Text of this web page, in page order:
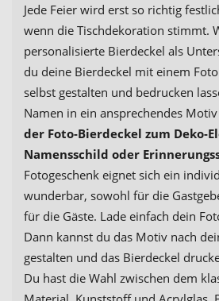
Jede Feier wird erst so richtig
wenn die Tischdekoration stimmt.
personalisierte Bierdeckel als
du deine Bierdeckel mit einem
selbst gestalten und bedrucken
Namen in ein ansprechendes
der Foto-Bierdeckel zum Deko-
Namensschild oder
Fotogeschenk eignet sich ein
wunderbar, sowohl für die
für die Gäste. Lade einfach dein
Dann kannst du das Motiv nach
gestalten und das Bierdeckel
Du hast die Wahl zwischen dem